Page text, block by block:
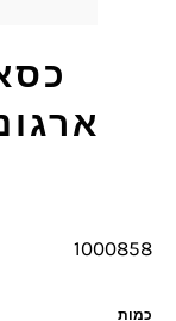
1000858
כמות